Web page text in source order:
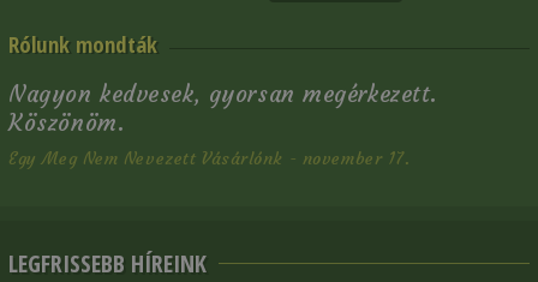
Rólunk mondták
Nagyon kedvesek, gyorsan megérkezett.
Köszönöm.
Egy Meg Nem Nevezett Vásárlónk - november 17.
LEGFRISSEBB HÍREINK